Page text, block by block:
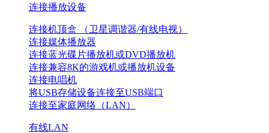
连接播放设备
连接机顶盒 （卫星调谐器/有线电视）
连接媒体播放器
连接蓝光碟片播放机或DVD播放机
连接兼容8K的游戏机或播放机设备
连接电唱机
将USB存储设备连接至USB端口
连接至家庭网络（LAN）
有线LAN